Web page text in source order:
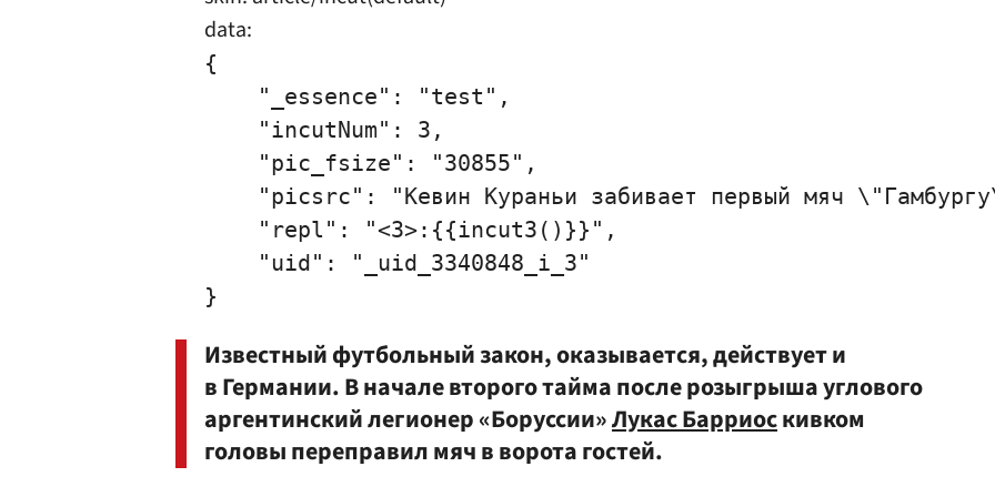
data:
{
    "_essence": "test",
    "incutNum": 3,
    "pic_fsize": "30855",
"picsrc": "Кевин Кураньи забивает первый мяч
    "repl": "<3>:{{incut3()}}",
    "uid": "_uid_3340848_i_3"
Известный футбольный закон, оказывается, действует и
в Германии. В начале второго тайма после розыгрыша углового
аргентинский легионер «Боруссии»Лукас Барриоскивком
головы переправил мяч в ворота гостей.